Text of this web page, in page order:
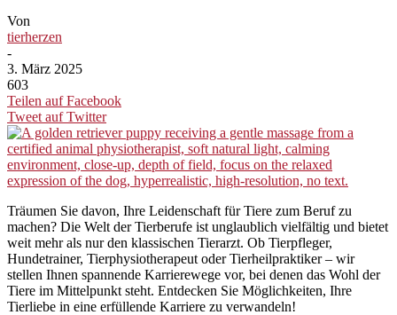
Von
tierherzen
-
3. März 2025
603
Teilen auf Facebook
Tweet auf Twitter
Träumen Sie davon, Ihre Leidenschaft für Tiere zum Beruf zu
machen? Die Welt der Tierberufe ist unglaublich vielfältig und bietet
weit mehr als nur den klassischen Tierarzt. Ob Tierpfleger,
Hundetrainer, Tierphysiotherapeut oder Tierheilpraktiker – wir
stellen Ihnen spannende Karrierewege vor, bei denen das Wohl der
Tiere im Mittelpunkt steht. Entdecken Sie Möglichkeiten, Ihre
Tierliebe in eine erfüllende Karriere zu verwandeln!